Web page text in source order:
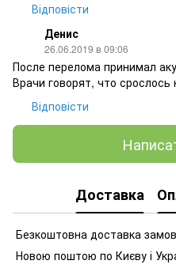
Відповісти
Денис
26.06.2019 в 09:06
После перелома принимал
Врачи говорят, что
Відповісти
Доставка
Безкоштовна доставка
Новою поштою по Києву і